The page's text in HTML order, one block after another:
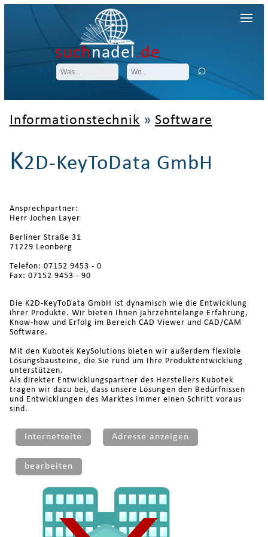
suchnadel.de
Informationstechnik » Software
K2D-KeyToData GmbH
Ansprechpartner:
Herr Jochen Layer
Berliner Straße 31
71229 Leonberg
Telefon: 07152 9453 - 0
Fax: 07152 9453 - 90
Die K2D-KeyToData GmbH ist dynamisch wie die Entwicklung
ihrer Produkte. Wir bieten Ihnen jahrzehntelange Erfahrung,
Know-how und Erfolg im Bereich CAD Viewer und CAD/CAM
Software.
Mit den Kubotek KeySolutions bieten wir außerdem flexible
Lösungsbausteine, die Sie rund um Ihre Produktentwicklung
unterstützen.
Als direkter Entwicklungspartner des Herstellers Kubotek
tragen wir dazu bei, dass unsere Lösungen den Bedürfnissen
und Entwicklungen des Marktes immer einen Schritt voraus
sind.
Internetseite Adresse anzeigen
bearbeiten